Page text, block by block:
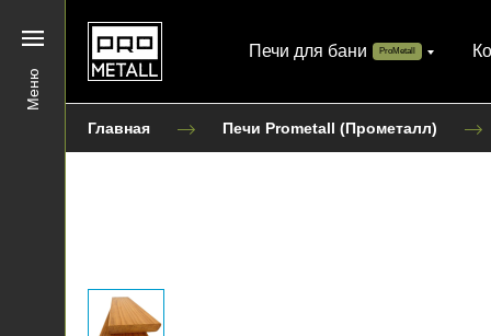
Меню
Печи для бани ProMetall
Главная Печи Prometall (Прометалл)